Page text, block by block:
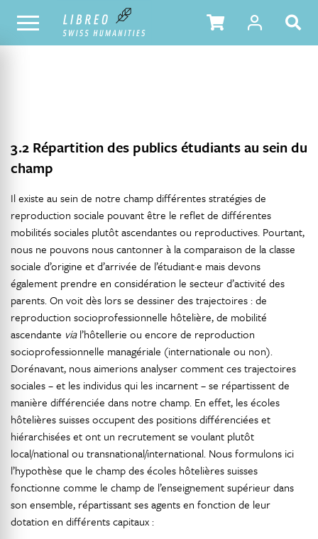
NOTRE CATALOGUE TABLE DES MATIÈRES
3.2 Répartition des publics étudiants au sein du
champ
Il existe au sein de notre champ différentes stratégies de
reproduction sociale pouvant être le reflet de différentes
mobilités sociales plutôt ascendantes ou reproductives. Pourtant,
nous ne pouvons nous cantonner à la comparaison de la classe
sociale d’origine et d’arrivée de l’étudiant·e mais devons
également prendre en considération le secteur d’activité des
parents. On voit dès lors se dessiner des trajectoires : de
reproduction socioprofessionnelle hôtelière, de mobilité
ascendante vial’hôtellerie ou encore de reproduction
socioprofessionnelle managériale (internationale ou non).
Dorénavant, nous aimerions analyser comment ces trajectoires
sociales – et les individus qui les incarnent – se répartissent de
manière différenciée dans notre champ. En effet, les écoles
hôtelières suisses occupent des positions différenciées et
hiérarchisées et ont un recrutement se voulant plutôt
local/national ou transnational/international. Nous formulons ici
l’hypothèse que le champ des écoles hôtelières suisses
fonctionne comme le champ de l’enseignement supérieur dans
son ensemble, répartissant ses agents en fonction de leur
dotation en différents capitaux :